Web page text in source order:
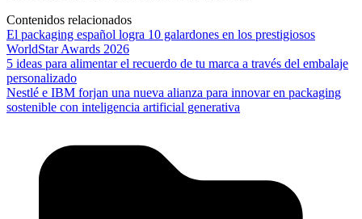
Contenidos relacionados
El packaging español logra 10 galardones en los prestigiosos
WorldStar Awards 2026
5 ideas para alimentar el recuerdo de tu marca a través del embalaje
personalizado
Nestlé e IBM forjan una nueva alianza para innovar en packaging
sostenible con inteligencia artificial generativa